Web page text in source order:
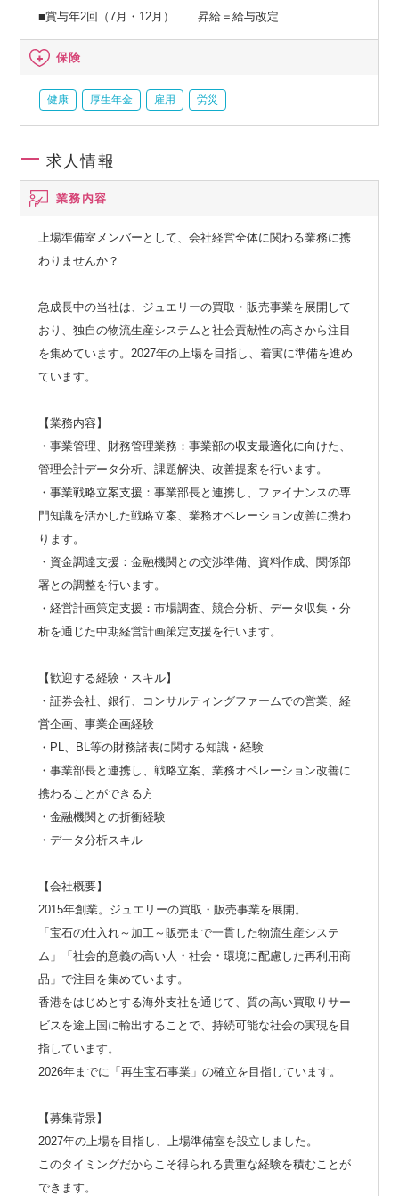
■賞与年2回（7月・12月） 昇給＝給与改定
保険
健康 厚生年金 雇用 労災
求人情報
業務内容
上場準備室メンバーとして、会社経営全体に関わる業務に携
わりませんか？
急成長中の当社は、ジュエリーの買取・販売事業を展開して
おり、独自の物流生産システムと社会貢献性の高さから注目
を集めています。2027年の上場を目指し、着実に準備を進め
ています。
【業務内容】
・事業管理、財務管理業務：事業部の収支最適化に向けた、
管理会計データ分析、課題解決、改善提案を行います。
・事業戦略立案支援：事業部長と連携し、ファイナンスの専
門知識を活かした戦略立案、業務オペレーション改善に携わ
ります。
・資金調達支援：金融機関との交渉準備、資料作成、関係部
署との調整を行います。
・経営計画策定支援：市場調査、競合分析、データ収集・分
析を通じた中期経営計画策定支援を行います。
【歓迎する経験・スキル】
・証券会社、銀行、コンサルティングファームでの営業、経
営企画、事業企画経験
・PL、BL等の財務諸表に関する知識・経験
・事業部長と連携し、戦略立案、業務オペレーション改善に
携わることができる方
・金融機関との折衝経験
・データ分析スキル
【会社概要】
2015年創業。ジュエリーの買取・販売事業を展開。
「宝石の仕入れ～加工～販売まで一貫した物流生産システ
ム」「社会的意義の高い人・社会・環境に配慮した再利用商
品」で注目を集めています。
香港をはじめとする海外支社を通じて、質の高い買取りサー
ビスを途上国に輸出することで、持続可能な社会の実現を目
指しています。
2026年までに「再生宝石事業」の確立を目指しています。
【募集背景】
2027年の上場を目指し、上場準備室を設立しました。
このタイミングだからこそ得られる貴重な経験を積むことが
できます。